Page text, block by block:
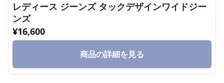
レディース ジーンズ タックデザインワイドジー
ンズ
¥16,600
商品の詳細を見る